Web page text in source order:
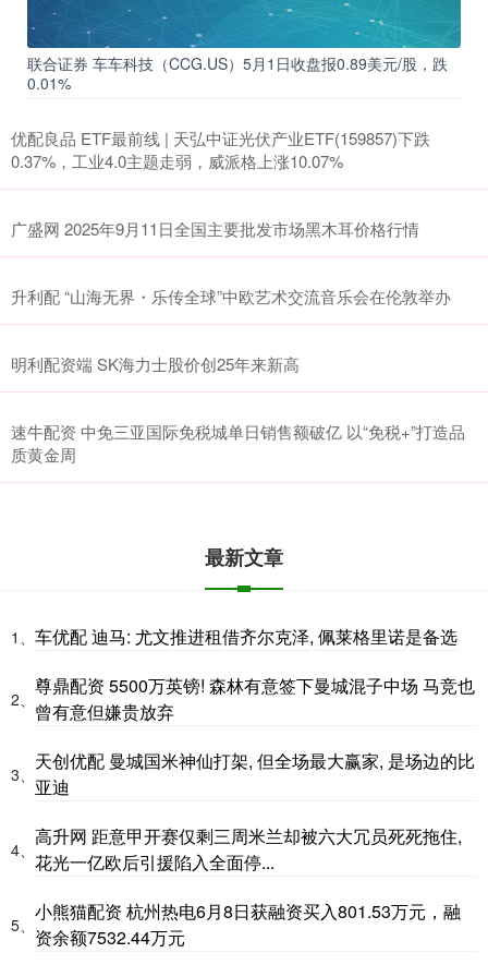
联合证券 车车科技（CCG.US）5月1日收盘报0.89美元/股，跌
0.01%
优配良品 ETF最前线 | 天弘中证光伏产业ETF(159857)下跌
0.37%，工业4.0主题走弱，威派格上涨10.07%
广盛网 2025年9月11日全国主要批发市场黑木耳价格行情
升利配 “山海无界・乐传全球”中欧艺术交流音乐会在伦敦举办
明利配资端 SK海力士股价创25年来新高
速牛配资 中免三亚国际免税城单日销售额破亿 以“免税+”打造品
质黄金周
最新文章
1、 车优配 迪马: 尤文推进租借齐尔克泽, 佩莱格里诺是备选
2、
尊鼎配资 5500万英镑! 森林有意签下曼城混子中场 马竞也
曾有意但嫌贵放弃
3、
天创优配 曼城国米神仙打架, 但全场最大赢家, 是场边的比
亚迪
4、
高升网 距意甲开赛仅剩三周米兰却被六大冗员死死拖住,
花光一亿欧后引援陷入全面停...
5、
小熊猫配资 杭州热电6月8日获融资买入801.53万元，融
资余额7532.44万元